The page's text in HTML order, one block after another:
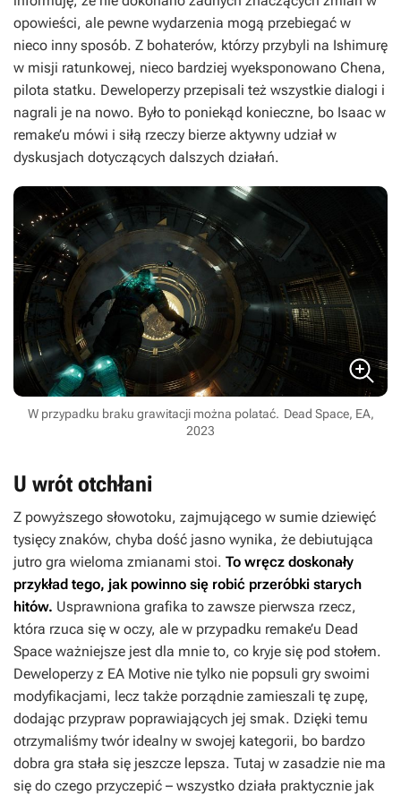
opowieści, ale pewne wydarzenia mogą przebiegać w
nieco inny sposób. Z bohaterów, którzy przybyli na Ishimurę
w misji ratunkowej, nieco bardziej wyeksponowano Chena,
pilota statku. Deweloperzy przepisali też wszystkie dialogi i
nagrali je na nowo. Było to poniekąd konieczne, bo Isaac w
remake’u mówi i siłą rzeczy bierze aktywny udział w
dyskusjach dotyczących dalszych działań.
W przypadku braku grawitacji można polatać. Dead Space, EA,
2023
U wrót otchłani
Z powyższego słowotoku, zajmującego w sumie dziewięć
tysięcy znaków, chyba dość jasno wynika, że debiutująca
jutro gra wieloma zmianami stoi. To wręcz doskonały
przykład tego, jak powinno się robić przeróbki starych
hitów. Usprawniona grafika to zawsze pierwsza rzecz,
która rzuca się w oczy, ale w przypadku remake’u Dead
Space ważniejsze jest dla mnie to, co kryje się pod stołem.
Deweloperzy z EA Motive nie tylko nie popsuli gry swoimi
modyfikacjami, lecz także porządnie zamieszali tę zupę,
dodając przypraw poprawiających jej smak. Dzięki temu
otrzymaliśmy twór idealny w swojej kategorii, bo bardzo
dobra gra stała się jeszcze lepsza. Tutaj w zasadzie nie ma
się do czego przyczepić – wszystko działa praktycznie jak